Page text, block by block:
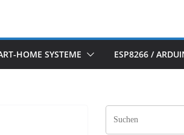
HOME SYSTEME ESP8266 /